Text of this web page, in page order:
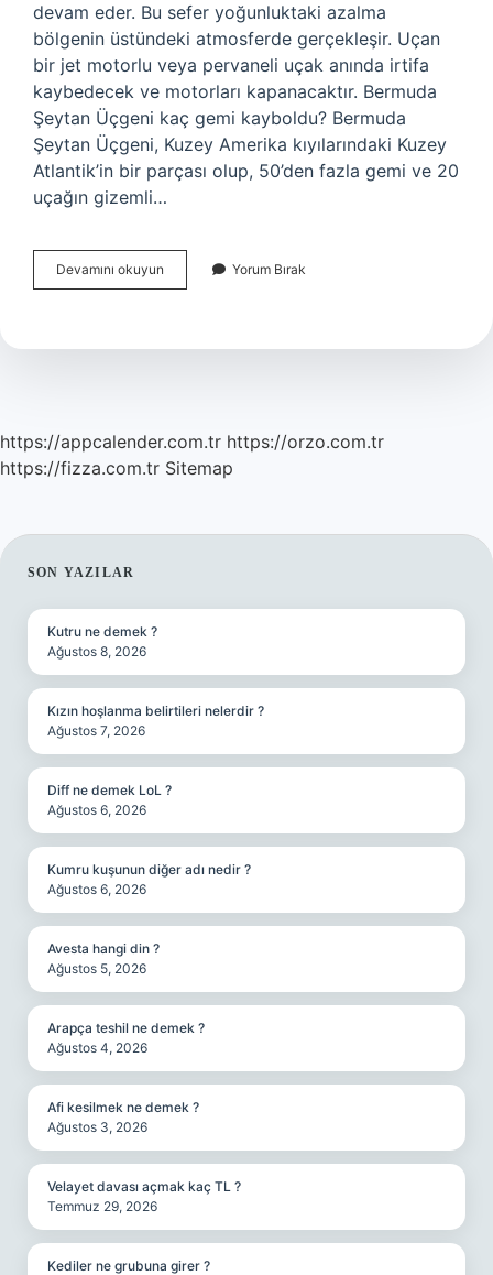
devam eder. Bu sefer yoğunluktaki azalma
bölgenin üstündeki atmosferde gerçekleşir. Uçan
bir jet motorlu veya pervaneli uçak anında irtifa
kaybedecek ve motorları kapanacaktır. Bermuda
Şeytan Üçgeni kaç gemi kayboldu? Bermuda
Şeytan Üçgeni, Kuzey Amerika kıyılarındaki Kuzey
Atlantik’in bir parçası olup, 50’den fazla gemi ve 20
uçağın gizemli…
Devamını okuyun Bermuda
Şeytan
Kayboldu
Yorum Bırak
https://appcalender.com.tr https://orzo.com.tr
https://fizza.com.tr Sitemap
SIDEBAR
SON YAZILAR
Kutru ne demek ?
Ağustos 8, 2026
Kızın hoşlanma belirtileri nelerdir ?
Ağustos 7, 2026
Diff ne demek LoL ?
Ağustos 6, 2026
Kumru kuşunun diğer adı nedir ?
Ağustos 6, 2026
Avesta hangi din ?
Ağustos 5, 2026
Arapça teshil ne demek ?
Ağustos 4, 2026
Afi kesilmek ne demek ?
Ağustos 3, 2026
Velayet davası açmak kaç TL ?
Temmuz 29, 2026
Kediler ne grubuna girer ?